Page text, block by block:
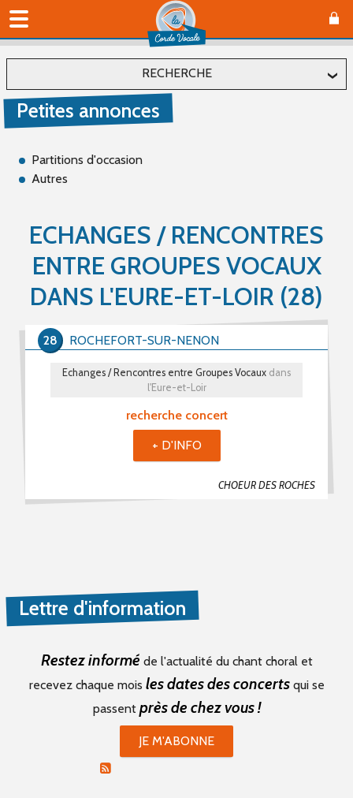
RECHERCHE
Localiser
Affiner
Type(s)
Recherche (1)
Catégorie(s)
Choristes (0)
Recherche De Partitions (0)
Plusieurs mots clé possibles
PROPOSER UNE PETITE ANNONCE
Petites annonces
Partitions d'occasion
Autres
ECHANGES / RENCONTRES
ENTRE GROUPES VOCAUX
DANS L'EURE-ET-LOIR (28)
recherche concert
CHOEUR DES ROCHES
Echanges / Rencontres entre Groupes Vocaux dans
l'Eure-et-Loir
ROCHEFORT-SUR-NENON
28
+ D'INFO
Lettre d'information
Restez informé de l'actualité du chant choral et
recevez chaque mois les dates des concertsqui se
passent près de chez vous !
JE M'ABONNE